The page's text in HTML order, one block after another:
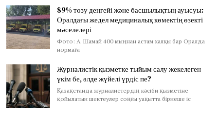
89% тозу деңгейі және басшылықтың ауысуы:
Оралдағы жедел медициналық көмектің өзекті
мәселелері
Фото: А. Шамай 400 мыңнан астам халқы бар Оралда
нормаға
Журналистік қызметке тыйым салу жекелеген
үкім бе, әлде жүйелі үрдіс пе?
Қазақстанда журналистердің кәсіби қызметіне
қойылатын шектеулер соңғы уақытта бірнеше іс